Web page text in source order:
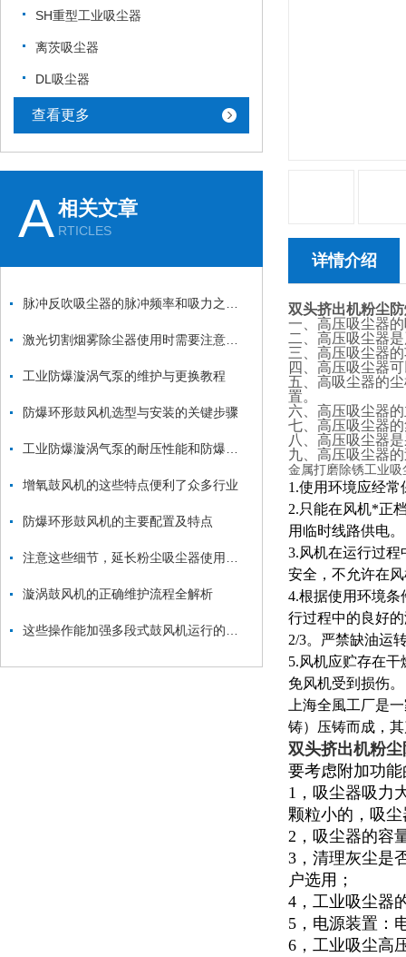
SH重型工业吸尘器
离茨吸尘器
DL吸尘器
查看更多
A相关文章
RTICLES
工业防爆漩涡气泵的维护与更换教程
防爆环形鼓风机选型与安装的关键步骤
增氧鼓风机的这些特点便利了众多行业
防爆环形鼓风机的主要配置及特点
漩涡鼓风机的正确维护流程全解析
详情介绍
双头挤出机粉尘
一、高压吸尘器
二、高压吸尘器
三、高压吸尘器
四、高压吸尘器
五、高吸尘器的
置。
六、高压吸尘器
七、高压吸尘器
八、高压吸尘器
九、高压吸尘器
金属打磨除锈工业吸
1.使用环境应经
2.只能在风机*正
用临时线路供电。
3.风机在运行过
安全，不允许在
4.根据使用环境
行过程中的良好
2/3。严禁缺油运
5.风机应贮存在
免风机受到损伤。
上海全風工厂是
铸）压铸而成，
双头挤出机粉
要考虑附加功
1，吸尘器吸力
颗粒小的，吸
2，吸尘器的容
3，清理灰尘是
户选用；
4，工业吸尘器
5，电源装置：
6，工业吸尘高